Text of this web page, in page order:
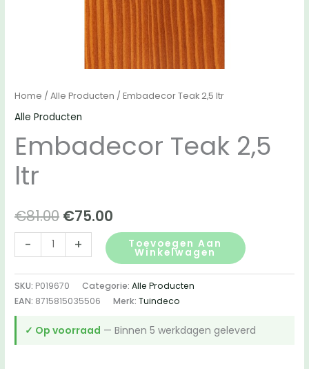
Home /Alle Producten / Embadecor Teak 2,5 ltr
Alle Producten
Embadecor Teak 2,5
ltr
€81.00 Oorspronkelijke
prijs
€81.00.
€75.00
prijs
is:
€75.00.
-
Embadecor
Teak
2,5
ltr
+ Toevoegen Aan
Winkelwagen
SKU: P019670 Categorie:Alle Producten
EAN: 8715815035506 Merk:Tuindeco
✓ Op voorraad — Binnen 5 werkdagen geleverd